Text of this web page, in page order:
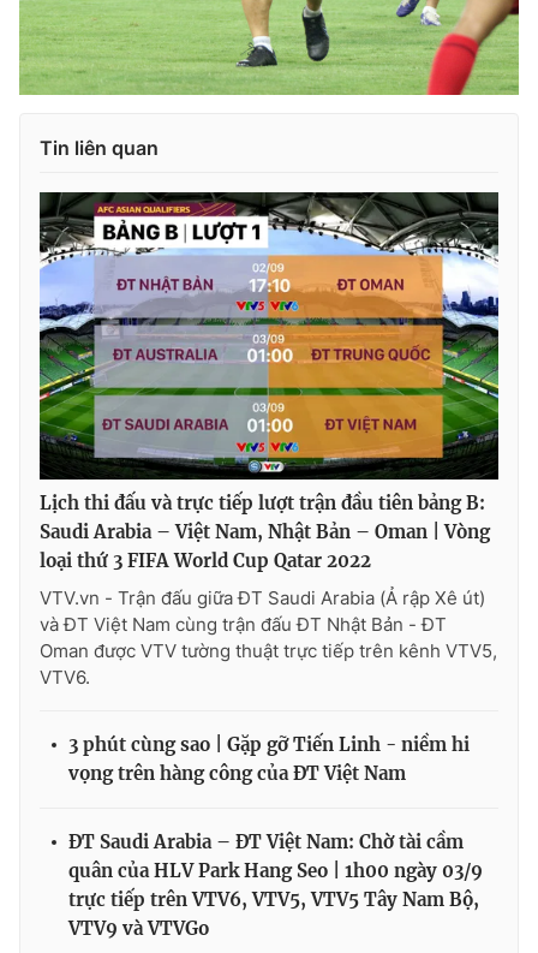
Tin liên quan
Lịch thi đấu và trực tiếp lượt trận đầu tiên bảng B:
Saudi Arabia – Việt Nam, Nhật Bản – Oman | Vòng
loại thứ 3 FIFA World Cup Qatar 2022
VTV.vn - Trận đấu giữa ĐT Saudi Arabia (Ả rập Xê út)
và ĐT Việt Nam cùng trận đấu ĐT Nhật Bản - ĐT
Oman được VTV tường thuật trực tiếp trên kênh VTV5,
VTV6.
3 phút cùng sao | Gặp gỡ Tiến Linh - niềm hi
vọng trên hàng công của ĐT Việt Nam
ĐT Saudi Arabia – ĐT Việt Nam: Chờ tài cầm
quân của HLV Park Hang Seo | 1h00 ngày 03/9
trực tiếp trên VTV6, VTV5, VTV5 Tây Nam Bộ,
VTV9 và VTVGo